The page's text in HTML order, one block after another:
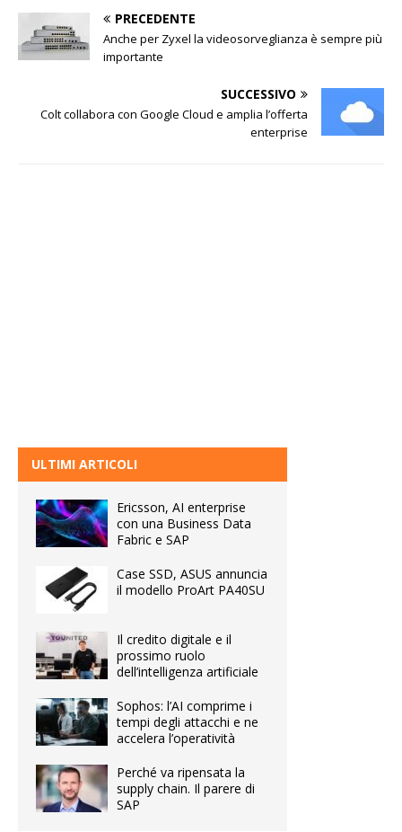
PRECEDENTE
Anche per Zyxel la videosorveglianza è sempre più
importante
SUCCESSIVO
Colt collabora con Google Cloud e amplia l’offerta
enterprise
ULTIMI ARTICOLI
Ericsson, AI enterprise
con una Business Data
Fabric e SAP
Case SSD, ASUS annuncia
il modello ProArt PA40SU
Il credito digitale e il
prossimo ruolo
dell’intelligenza artificiale
Sophos: l’AI comprime i
tempi degli attacchi e ne
accelera l’operatività
Perché va ripensata la
supply chain. Il parere di
SAP